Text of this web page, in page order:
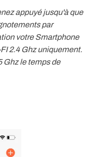
appuyé jusqu'à que
par
votre Smartphone
2.4 Ghz uniquement.
Ghz le temps de